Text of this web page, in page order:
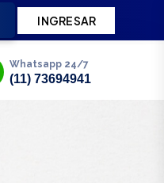
INGRESAR
Whatsapp 24/7
(11) 73694941